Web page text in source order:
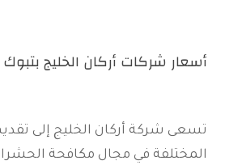
أسعار شركات أركان الخليج
تسعى شركة أركان الخليج إلى
المختلفة في مجال مكافحة